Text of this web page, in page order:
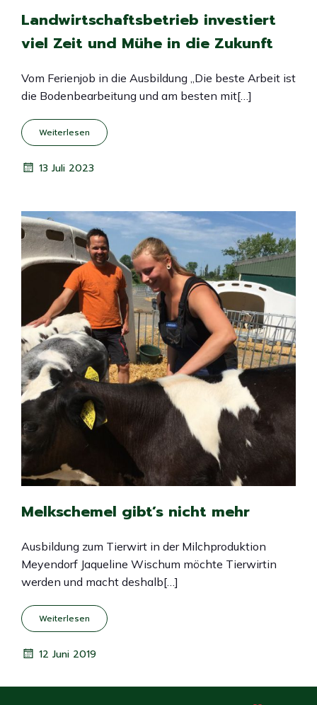
Landwirtschaftsbetrieb investiert
viel Zeit und Mühe in die Zukunft
Vom Ferienjob in die Ausbildung „Die beste Arbeit ist
die Bodenbearbeitung und am besten mit[…]
Weiterlesen
13 Juli 2023
Melkschemel gibt’s nicht mehr
Ausbildung zum Tierwirt in der Milchproduktion
Meyendorf Jaqueline Wischum möchte Tierwirtin
werden und macht deshalb[…]
Weiterlesen
12 Juni 2019